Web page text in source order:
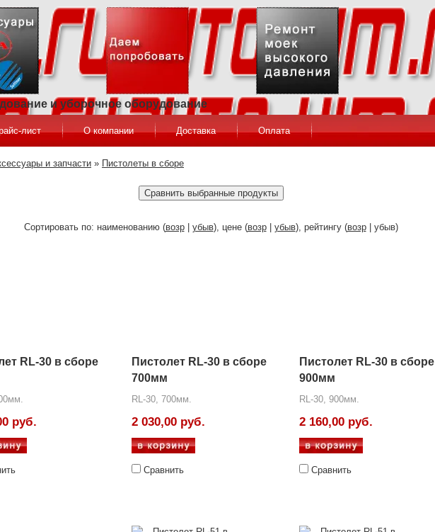
и уборочное оборудование
лист О компании Доставка Оплата
и запчасти » Пистолеты в сборе
Сортировать по: наименованию (возр| убыв), цене (возр| убыв), рейтингу (возр| убыв)
RL-30 в сборе
руб.
Пистолет RL-30 в сборе
700мм
RL-30, 700мм.
2 030,00 руб.
Сравнить
Пистолет RL-30 в сборе
900мм
RL-30, 900мм.
2 160,00 руб.
Сравнить